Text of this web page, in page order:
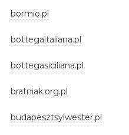
bormio.pl
bottegaitaliana.pl
bottegasiciliana.pl
bratniak.org.pl
budapesztsylwester.pl